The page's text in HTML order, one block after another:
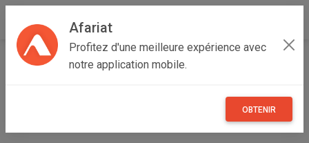
Afariat
Profitez d'une meilleure expérience avec
notre application mobile.
OBTENIR
Accueil Véhicules Grand Tunis